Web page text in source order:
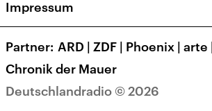
Transparenz
Deutschlandradio © 2026
Impressum
Partner ARD | ZDF | Phoenix | arte
Chronik der Mauer